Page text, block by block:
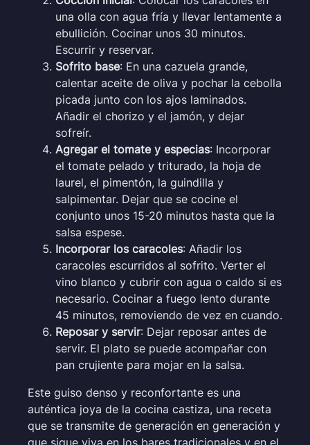
una olla con agua fría y llevar lentamente a
ebullición. Cocinar unos 30 minutos.
Escurrir y reservar.
Sofrito base: En una cazuela grande,
calentar aceite de oliva y pochar la cebolla
picada junto con los ajos laminados.
Añadir el chorizo y el jamón, y dejar
sofreír.
Agregar el tomate y especias: Incorporar
el tomate pelado y triturado, la hoja de
laurel, el pimentón, la guindilla y
salpimentar. Dejar que se cocine el
conjunto unos 15-20 minutos hasta que la
salsa espese.
Incorporar los caracoles: Añadir los
caracoles escurridos al sofrito. Verter el
vino blanco y cubrir con agua o caldo si es
necesario. Cocinar a fuego lento durante
45 minutos, removiendo de vez en cuando.
Reposar y servir: Dejar reposar antes de
servir. El plato se puede acompañar con
pan crujiente para mojar en la salsa.
Este guiso denso y reconfortante es una
auténtica joya de la cocina castiza, una receta
que se transmite de generación en generación y
que sigue viva en los bares tradicionales y en el